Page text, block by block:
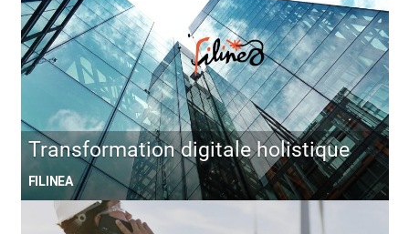
Transformation digitale holistique
FILINEA